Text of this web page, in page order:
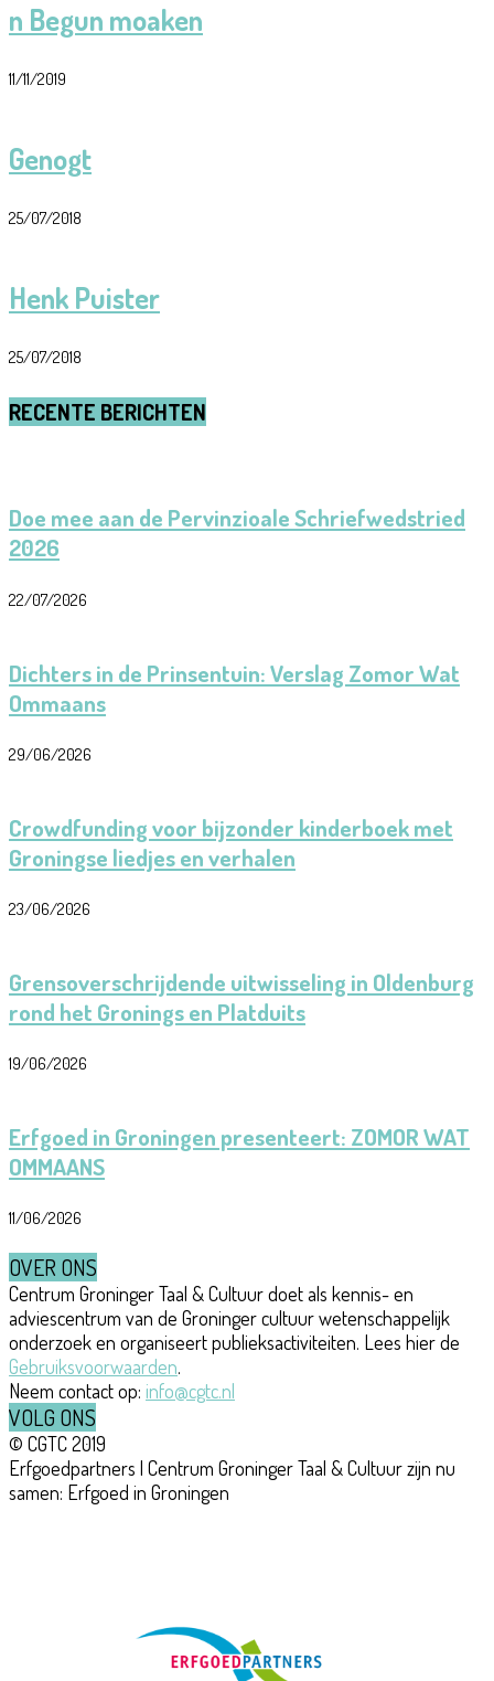
n Begun moaken
11/11/2019
Genogt
25/07/2018
Henk Puister
25/07/2018
RECENTE BERICHTEN
Doe mee aan de Pervinzioale Schriefwedstried
2026
22/07/2026
Dichters in de Prinsentuin: Verslag Zomor Wat
Ommaans
29/06/2026
Crowdfunding voor bijzonder kinderboek met
Groningse liedjes en verhalen
23/06/2026
Grensoverschrijdende uitwisseling in Oldenburg
rond het Gronings en Platduits
19/06/2026
Erfgoed in Groningen presenteert: ZOMOR WAT
OMMAANS
11/06/2026
OVER ONS
Centrum Groninger Taal & Cultuur doet als kennis- en
adviescentrum van de Groninger cultuur wetenschappelijk
onderzoek en organiseert publieksactiviteiten. Lees hier de
Gebruiksvoorwaarden.
Neem contact op: info@cgtc.nl
VOLG ONS
© CGTC 2019
Erfgoedpartners | Centrum Groninger Taal & Cultuur zijn nu
samen: Erfgoed in Groningen